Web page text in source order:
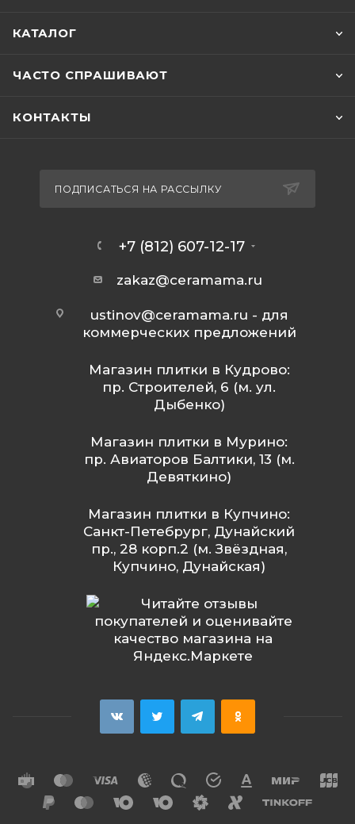
КАТАЛОГ
ЧАСТО СПРАШИВАЮТ
КОНТАКТЫ
ПОДПИСАТЬСЯ НА РАССЫЛКУ
+7 (812) 607-12-17
zakaz@ceramama.ru
ustinov@ceramama.ru - для
коммерческих предложений
Магазин плитки в Кудрово:
пр. Строителей, 6 (м. ул.
Дыбенко)
Магазин плитки в Мурино:
пр. Авиаторов Балтики, 13 (м.
Девяткино)
Магазин плитки в Купчино:
Санкт-Петебрург, Дунайский
пр., 28 корп.2 (м. Звёздная,
Купчино, Дунайская)